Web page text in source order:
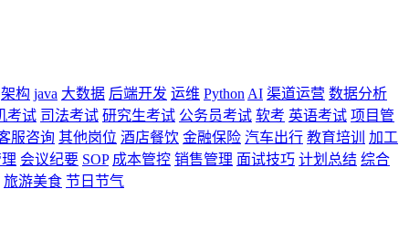
架构 java 大数据 后端开发 运维 Python AI 渠道运营 数据分析
考试 司法考试 研究生考试 公务员考试 软考 英语考试 项目管
服咨询 其他岗位 酒店餐饮 金融保险 汽车出行 教育培训
加工
会议纪要 SOP 成本管控 销售管理 面试技巧 计划总结 综合
旅游美食 节日节气